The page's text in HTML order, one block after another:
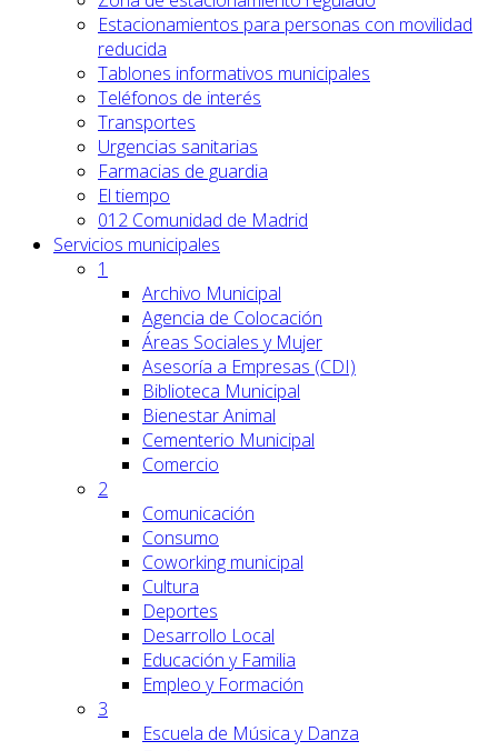
Estacionamientos para personas con movilidad
reducida
Tablones informativos municipales
Teléfonos de interés
Transportes
Urgencias sanitarias
Farmacias de guardia
El tiempo
012 Comunidad de Madrid
Servicios municipales
1
Archivo Municipal
Agencia de Colocación
Áreas Sociales y Mujer
Asesoría a Empresas (CDI)
Biblioteca Municipal
Bienestar Animal
Cementerio Municipal
Comercio
2
Comunicación
Consumo
Coworking municipal
Cultura
Deportes
Desarrollo Local
Educación y Familia
Empleo y Formación
3
Escuela de Música y Danza